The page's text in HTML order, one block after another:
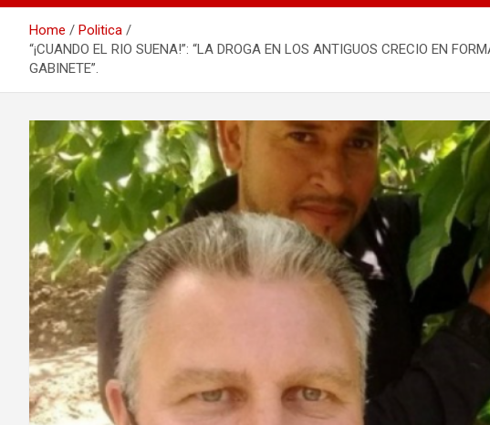
Home
Politica
“¡CUANDO EL RIO SUENA!”: “LA DROGA EN LOS ANTIGUOS CRECIO EN
GABINETE”.